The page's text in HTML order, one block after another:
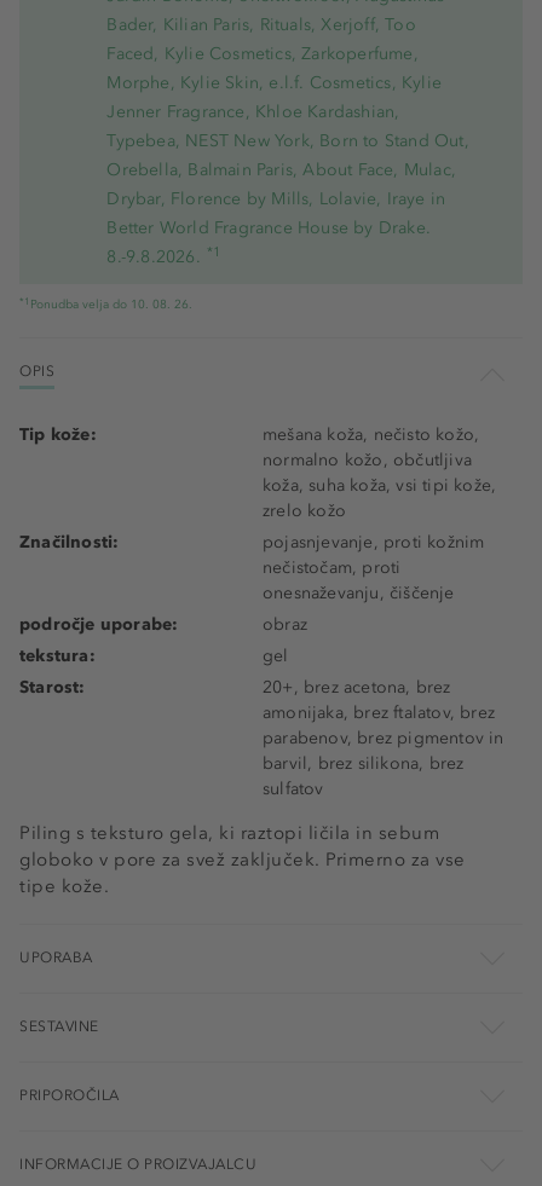
Bader, Kilian Paris, Rituals, Xerjoff, Too
Faced, Kylie Cosmetics, Zarkoperfume,
Morphe, Kylie Skin, e.l.f. Cosmetics, Kylie
Jenner Fragrance, Khloe Kardashian,
Typebea, NEST New York, Born to Stand Out,
Orebella, Balmain Paris, About Face, Mulac,
Drybar, Florence by Mills, Lolavie, Iraye in
Better World Fragrance House by Drake.
8.-9.8.2026. *1
*1 Ponudba velja do 10. 08. 26.
OPIS
Piling s teksturo gela, ki raztopi ličila in sebum
globoko v pore za svež zaključek. Primerno za vse
tipe kože.
Tip kože:
mešana koža, nečisto kožo,
normalno kožo, občutljiva
koža, suha koža, vsi tipi kože,
zrelo kožo
Značilnosti:
pojasnjevanje, proti kožnim
nečistočam, proti
onesnaževanju, čiščenje
področje uporabe:
obraz
tekstura:
gel
Starost:
20+, brez acetona, brez
amonijaka, brez ftalatov, brez
parabenov, brez pigmentov in
barvil, brez silikona, brez
sulfatov
UPORABA
SESTAVINE
PRIPOROČILA
INFORMACIJE O PROIZVAJALCU